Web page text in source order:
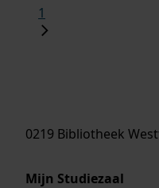
1
0219 Bibliotheek
Mijn Studiezaal